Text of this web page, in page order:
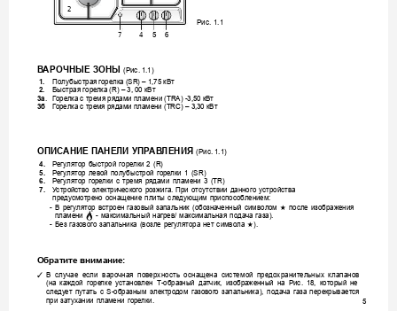
2
Рис. 1.1
6
5
4
7
ВАРОЧНЫЕ ЗОНЫ (Рис. 1.1)
1. Полубыстрая горелка (SR) – 1,75 кВт
2. Быстрая горелка (R) – 3, 00 кВт
3а. Горелка с тремя рядами пламени (TRA) -3,50 кВт
3б Горелка с тремя рядами пламени (TRC) – 3,30 кВт
ОПИСАНИЕ ПАНЕЛИ УПРАВЛЕНИЯ (Рис. 1.1)
4. Регулятор быстрой горелки 2 (R)
5. Регулятор левой полубыстрой горелки 1 (SR)
6. Регулятор горелки с тремя рядами пламени 3 (TR)
7. Устройство электрического розжига. При отсутствии данного устройства
предусмотрено оснащение плиты следующим приспособлением:
- В регулятор встроен газовый запальник (обозначенный символом ★ после изображения
пламени - максимальный нагрев/ максимальная подача газа).
- Без газового запальника (возле регулятора нет символа ★ ).
Обратите внимание:
✓ В случае есл и вароч ная пове рхность оснащена системой предох ра нительн ых клапанов
(на
каждой горелке установлен Т-образный датчик, изображенный на Рис. 18, который не
следует путать с S-образным электродом газового запальника), подача газа перекрывается
при затухании пламени горелки. 5